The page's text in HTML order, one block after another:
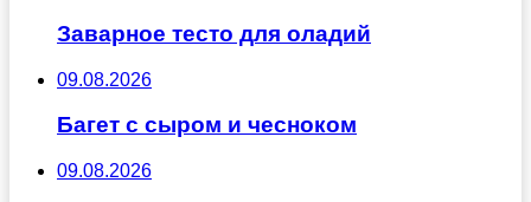
Заварное тесто для оладий
09.08.2026
Багет с сыром и чесноком
09.08.2026